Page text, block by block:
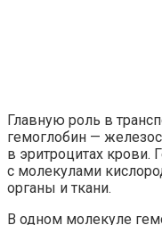
Главную роль в
гемоглобин —
в эритроцитах крови.
с молекулами
органы и ткани.
В одном молекуле